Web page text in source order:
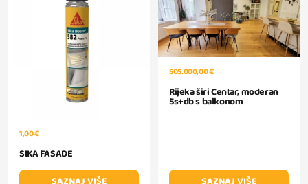
1,00 €
SIKA FASADE
505.000,00 €
Rijeka širi Centar, moderan
5s+db s balkonom